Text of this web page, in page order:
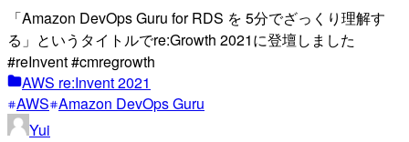
「Amazon DevOps Guru for RDS を 5分でざっくり理解す
る」というタイトルでre:Growth 2021に登壇しました
#reInvent #cmregrowth
AWS re:Invent 2021
AWS Amazon DevOps Guru
Yui